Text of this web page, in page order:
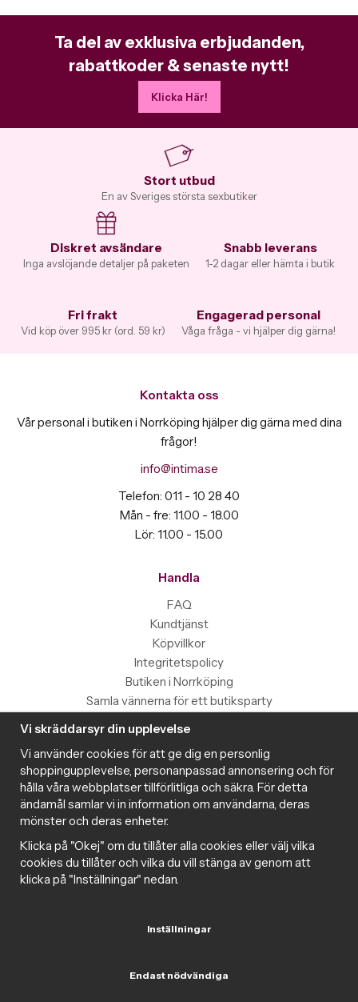
Ta del av exklusiva erbjudanden,
rabattkoder & senaste nytt!
Klicka Här!
Stort utbud
En av Sveriges största sexbutiker
Diskret avsändare
Inga avslöjande detaljer på paketen
Snabb leverans
1-2 dagar eller hämta i butik
Fri frakt
Vid köp över 995 kr (ord. 59 kr)
Engagerad personal
Våga fråga - vi hjälper dig gärna!
Kontakta oss
Vår personal i butiken i Norrköping hjälper dig gärna med dina
frågor!
info@intima.se
Telefon: 011 - 10 28 40
Mån - fre: 11.00 - 18.00
Lör: 11.00 - 15.00
Handla
FAQ
Kundtjänst
Köpvillkor
Integritetspolicy
Butiken i Norrköping
Samla vännerna för ett butiksparty
Information
Magazine
Populära produkter med toppbetyg
Nyhetsbrev
Om cookies
Samarbeta med Intima
Cookie inställningar
Följ oss gärna på sociala medier
Vi skräddarsyr din upplevelse
Vi använder cookies för att ge dig en personlig
shoppingupplevelse, personanpassad annonsering och för
hålla våra webbplatser tillförlitliga och säkra. För detta
ändamål samlar vi in information om användarna, deras
mönster och deras enheter.
Klicka på "Okej" om du tillåter alla cookies eller välj vilka
cookies du tillåter och vilka du vill stänga av genom att
klicka på "Inställningar" nedan.
Inställningar
Endast nödvändiga